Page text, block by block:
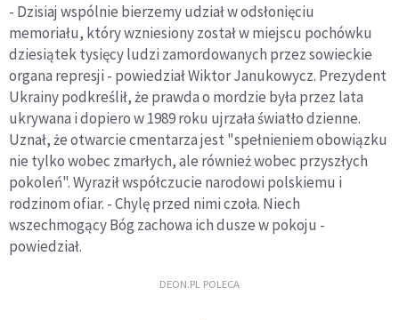
- Dzisiaj wspólnie bierzemy udział w odsłonięciu
memoriału, który wzniesiony został w miejscu pochówku
dziesiątek tysięcy ludzi zamordowanych przez sowieckie
organa represji - powiedział Wiktor Janukowycz. Prezydent
Ukrainy podkreślił, że prawda o mordzie była przez lata
ukrywana i dopiero w 1989 roku ujrzała światło dzienne.
Uznał, że otwarcie cmentarza jest "spełnieniem obowiązku
nie tylko wobec zmarłych, ale również wobec przyszłych
pokoleń". Wyraził współczucie narodowi polskiemu i
rodzinom ofiar. - Chylę przed nimi czoła. Niech
wszechmogący Bóg zachowa ich dusze w pokoju -
powiedział.
DEON.PL POLECA